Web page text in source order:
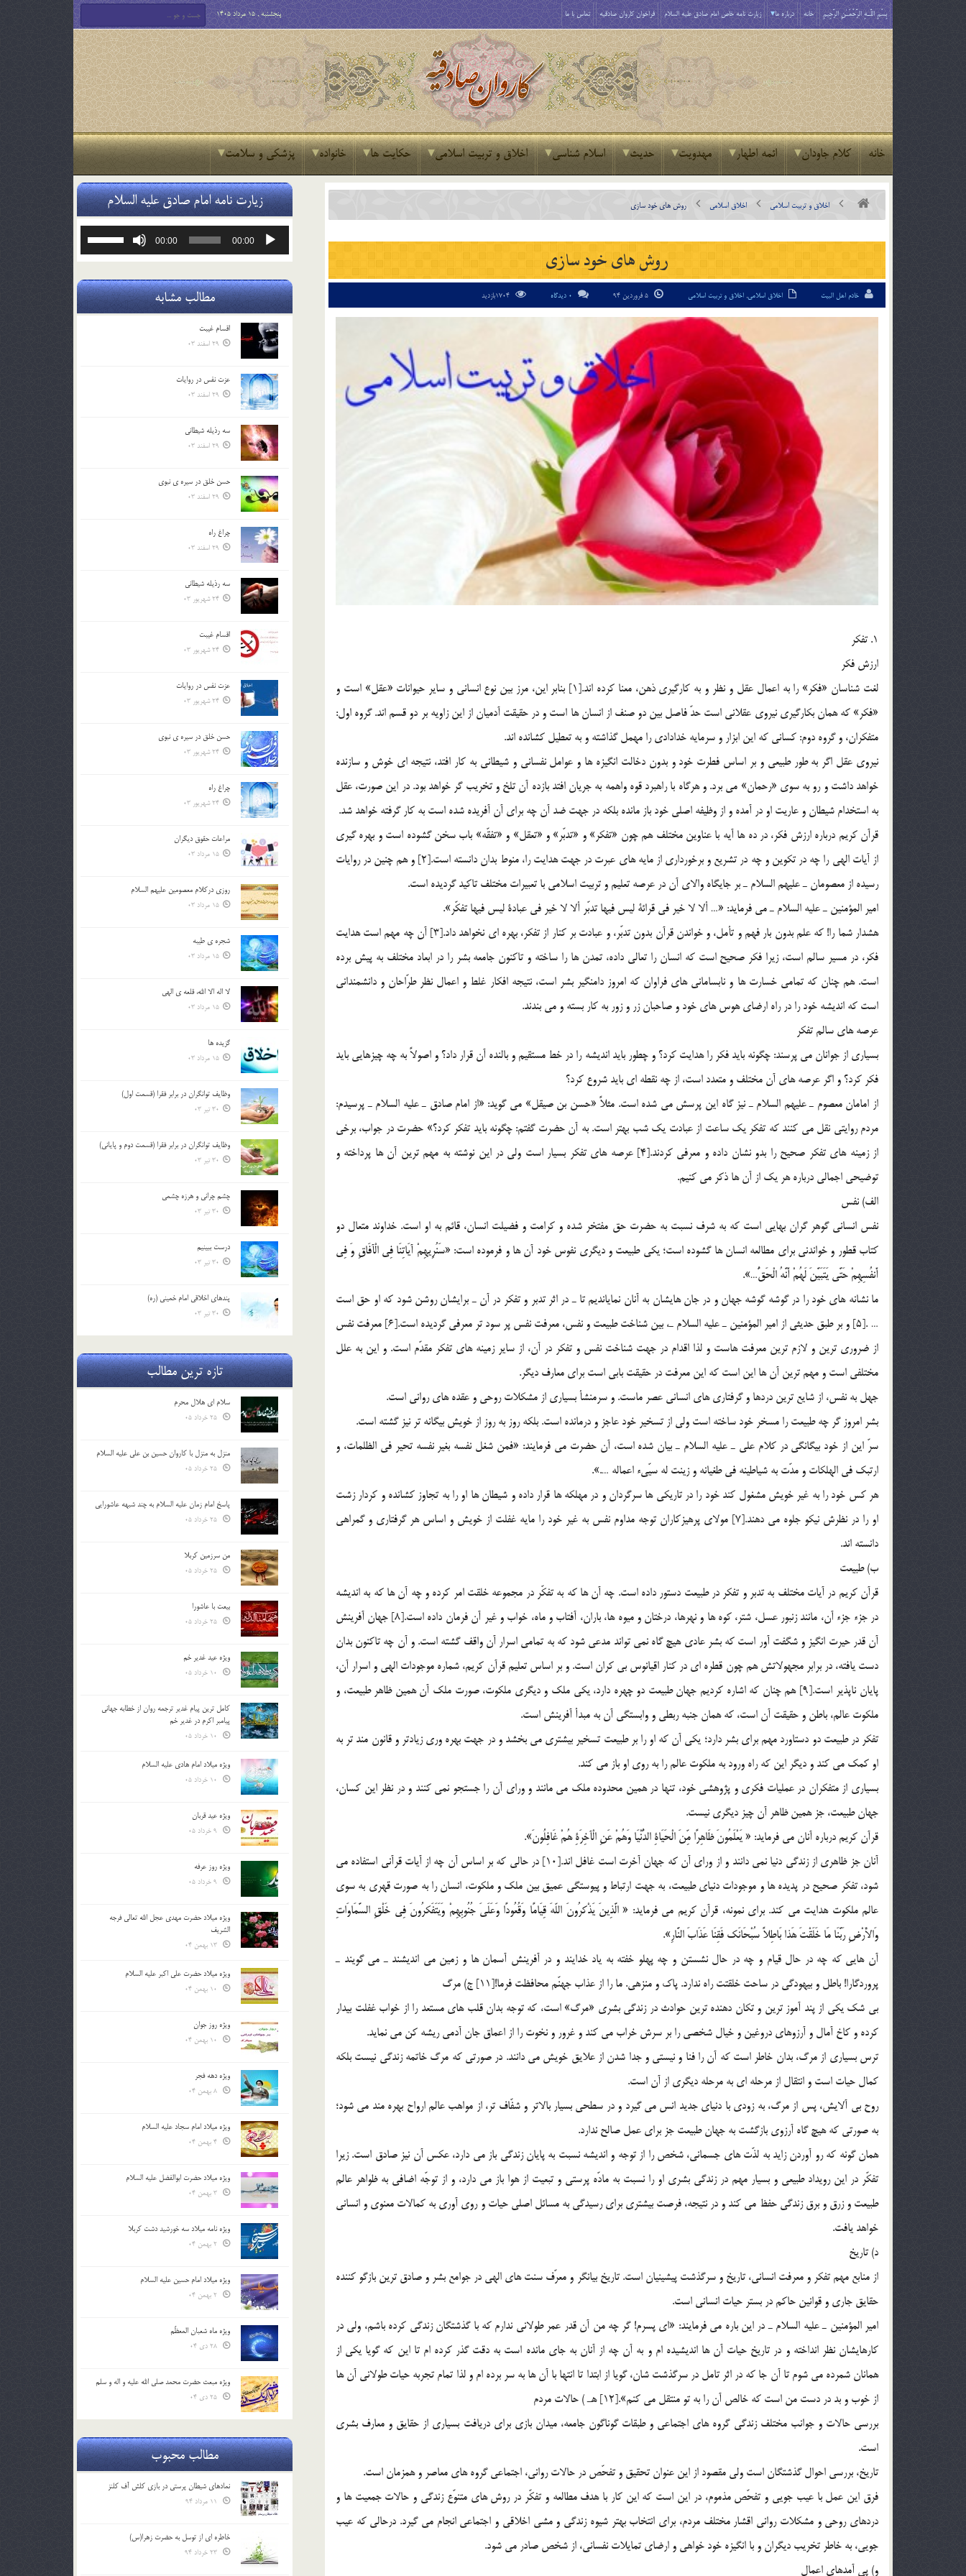
بِسْمِ اللَّـهِ الرَّحْمَـٰنِ الرَّحِيمِ خانه درباره ما زیارت نامه خاص امام صادق علیه السلام فراخوان کاروان صادقیه تماس با ما پنجشنبه , 15 مرداد 1405
خانه کلام جاودان ائمه اطهار مهدویت حدیث اسلام شناسی اخلاق و تربیت اسلامی حکایت ها خانواده پزشکی و سلامت
اخلاق و تربیت اسلامی اخلاق اسلامی روش های خود سازی
روش های خود سازی
خادم اهل البیت اخلاق اسلامی, اخلاق و تربیت اسلامی 0 دیدگاه
1. تفکر
ارزش فکر
لغت شناسان «فکر» را به اعمال عقل و نظر و به کارگيري ذهن، معنا کرده اند.[1] بنابر اين، مرز بين نوع انساني و ساير حيوانات «عقل» است و
«فکر» که همان بکارگيري نيروي عقلاني است حدّ فاصل بين دو صنف از انسان ها است و در حقيقت آدميان از اين زاويه بر دو قسم اند. گروه اول:
متفکران، و گروه دوم: کساني که اين ابزار و سرمايه خدادادي را مهمل گذاشته و به تعطيل کشانده اند.
نيروي عقل اگر به طور طبيعي و بر اساس فطرت خود و بدون دخالت انگيزه ها و عوامل نفساني و شيطاني به کار افتد، نتيجه اي خوش و سازنده
خواهد داشت و رو به سوي «رحمان» مي برد. و هرگاه با راهبرد قوه واهمه به جريان افتد بازده آن تلخ و تخريب گر خواهد بود. در اين صورت، عقل
به استخدام شيطان و عاريت او در آمده و از وظيفه اصلي خود باز مانده بلکه در جهت ضد آن چه براي آن آفريده شده است به کار گرفته خواهد شد.
قرآن کريم درباره ارزش فکر، در ده ها آيه با عناوين مختلف هم چون «تفکر» و «تدبّر» و «تعقل» و «تفقّه» باب سخن گشوده است و بهره گيري
از آيات الهي را چه در تکوين و چه در تشريع و برخورداري از مايه هاي عبرت در جهت هدايت را، منوط بدان دانسته است.[2] و هم چنين در روايات
رسيده از معصومان ـ عليهم السلام ـ بر جايگاه والاي آن در عرصه تعليم و تربيت اسلامي با تعبيرات مختلف تاکيد گرديده است.
امير المؤمنين ـ عليه السلام ـ مي فرمايد: «… ألا لا خير في قرائة ليس فيها تدبّر ألا لا خير في عبادة ليس فيها تفکّر».
هشدار شما را! که علم بدون بار فهم و تأمل، و خواندن قرآن بدون تدبّر، و عبادت بر کنار از تفکر، بهره اي نخواهد داد.[3] آن چه مهم است هدايت
فکر، در مسير سالم است، زيرا فکر صحيح است که انسان را تعالي داده، تمدن ها را ساخته و تاکنون جامعه بشر را در ابعاد مختلف به پيش برده
است. هم چنان که تمامي خسارت ها و نابساماني هاي فراوان که امروز دامنگير بشر است، نتيجه افکار غلط و اعمال نظر طرّاحان و دانشمنداني
است که انديشه خود را در راه ارضاي هوس هاي خود و صاحبان زر و زور به کار بسته و مي بندند.
عرصه هاي سالم تفکر
بسياري از جوانان مي پرسند: چگونه بايد فکر را هدايت کرد؟ و چطور بايد انديشه را در خط مستقيم و بالنده آن قرار داد؟ و اصولاً به چه چيزهايي بايد
فکر کرد؟ و اگر عرصه هاي آن مختلف و متعدد است، از چه نقطه اي بايد شروع کرد؟
از امامان معصوم ـ عليهم السلام ـ نيز گاه اين پرسش مي شده است. مثلاً «حسن بن صيقل» مي گويد: «از امام صادق ـ عليه السلام ـ پرسيدم:
مردم روايتي نقل مي کنند که تفکر يک ساعت از عبادت يک شب بهتر است. به آن حضرت گفتم: چگونه بايد تفکر کرد؟» حضرت در جواب، برخي
از زمينه هاي تفکر صحيح را بدو نشان داده و معرفي کردند.[4] عرصه هاي تفکر بسيار است ولي در اين نوشته به مهم ترين آن ها پرداخته و
توضيحي اجمالي درباره هر يک از آن ها ذکر مي کنيم.
الف) نفس
نفس انساني گوهر گران بهايي است که به شرف نسبت به حضرت حق مفتخر شده و کرامت و فضيلت انسان، قائم به او است. خداوند متعال دو
کتاب قطور و خواندني براي مطالعه انسان ها گشوده است؛ يکي طبيعت و ديگري نفوس خود آن ها و فرموده است: «سَنُرِيهِمْ آيَاتِنَا فِي الْآفَاقِ وَ فِي
أَنفُسِهِمْ حَتَّى يَتَبَيَّنَ لَهُمْ أَنَّهُ الْحَقُّ…».
ما نشانه هاي خود را در گوشه گوشه جهان و در جان هايشان به آنان نمايانديم تا ـ در اثر تدبر و تفکر در آن ـ برايشان روشن شود که او حق است
… .[5] و بر طبق حديثي از امير المؤمنين ـ عليه السلام ـ، بين شناخت طبيعت و نفس، معرفت نفس پر سود تر معرفي گرديده است.[6] معرفت نفس
از ضروري ترين و لازم ترين معرفت هاست و لذا اقدام در جهت شناخت نفس و تفکر در آن، از ساير زمينه هاي تفکر مقدّم است. و اين به علل
مختلفي است و مهم ترين آن ها اين است که اين معرفت در حقيقت بابي است براي معارف ديگر.
جهل به نفس، از شايع ترين دردها و گرفتاري هاي انساني عصر ماست. و سرمنشأ بسياري از مشکلات روحي و عقده هاي رواني است.
بشر امروز گر چه طبيعت را مسخر خود ساخته است ولي از تسخير خود عاجز و درمانده است. بلکه روز به روز از خويش بيگانه تر نيز گشته است.
سرّ اين از خود بيگانگي در کلام علي ـ عليه السلام ـ بيان شده است، آن حضرت مي فرمايند: «فمن شغل نفسه بغير نفسه تحير في الظلمات، و
ارتبک في الهلکات و مدّت به شياطينه في طغيانه و زينت له سيّيء اعماله ….».
هر کس خود را به غير خويش مشغول کند خود را در تاريکي ها سرگردان و در مهلکه ها قرار داده و شيطان ها او را به تجاوز کشانده و کردار زشت
او را در نظرش نيکو جلوه مي دهند.[7] مولاي پرهيزکاران توجه مداوم نفس به غير خود را مايه غفلت از خويش و اساس هر گرفتاري و گمراهي
دانسته اند.
ب) طبيعت
قرآن کريم در آيات مختلف به تدبر و تفکر در طبيعت دستور داده است. چه آن ها که به تفکّر در مجموعه خلقت امر کرده و چه آن ها که به انديشه
در جزء جزء آن، مانند زنبور عسل، شتر، کوه ها و نهرها، درختان و ميوه ها، باران، آفتاب و ماه، خواب و غير آن فرمان داده است.[8] جهان آفرينش
آن قدر حيرت انگيز و شگفت آور است که بشر عادي هيچ گاه نمي تواند مدعي شود که به تمامي اسرار آن واقف گشته است. و آن چه تاکنون بدان
دست يافته، در برابر مجهولاتش هم چون قطره اي در کنار اقيانوس بي کران است. و بر اساس تعليم قرآن کريم، شماره موجودات الهي و اسرار آن،
پايان ناپذير است.[9] هم چنان که اشاره کرديم جهان طبيعت دو چهره دارد، يکي ملک و ديگري ملکوت، صورت ملک آن همين ظاهر طبيعت، و
ملکوت عالم، باطن و حقيقت آن است، که همان جنبه ربطي و وابستگي آن به مبدأ آفرينش است.
تفکر در طبيعت دو دستاورد مهم براي بشر دارد؛ يکي آن که او را بر طبيعت تسخير بيشتري مي بخشد و در جهت بهره وري زيادتر و قانون مند تر به
او کمک مي کند و ديگر اين که راه ورود به ملکوت عالم را به روي او باز مي کند.
بسياري از متفکران در عمليات فکري و پژوهشي خود، تنها در همين محدوده ملک مي مانند و وراي آن را جستجو نمي کنند و در نظر اين کسان،
جهان طبيعت، جز همين ظاهر آن چيز ديگري نيست.
قرآن کريم درباره آنان مي فرمايد: « يَعْلَمُونَ ظَاهِرًا مِّنَ الْحَيَاةِ الدُّنْيَا وَهُمْ عَنِ الْآخِرَةِ هُمْ غَافِلُونَ».
آنان جز ظاهري از زندگي دنيا نمي دانند و از وراي آن که جهان آخرت است غافل اند.[10] در حالي که بر اساس آن چه از آيات قرآني استفاده مي
شود، تفکر صحيح در پديده ها و موجودات دنياي طبيعت، به جهت ارتباط و پيوستگي عميق بين ملک و ملکوت، انسان را به صورت قهري به سوي
عالم ملکوت هدايت مي کند. براي نمونه، قرآن کريم مي فرمايد: « الَّذِينَ يَذْکرُونَ اللّهَ قِيَامًا وَقُعُودًا وَعَلَىَ جُنُوبِهِمْ وَيَتَفَکرُونَ فِي خَلْقِ السَّمَاوَاتِ
وَالأَرْضِ رَبَّنَا مَا خَلَقْتَ هَذا بَاطِلاً سُبْحَانَک فَقِنَا عَذَابَ النَّارِ».
آن هايي که چه در حال قيام و چه در حال نشستن و چه پهلو خفته به ياد خدايند و در آفرينش آسمان ها و زمين مي انديشند ـ مي گويند ـ
پروردگارا! باطل و بيهودگي در ساحت خلقتت راه ندارد. پاک و منزهي. ما را از عذاب جهنّم محافظت فرما![11] ج) مرگ
بي شک يکي از پند آموز ترين و تکان دهنده ترين حوادث در زندگي بشري «مرگ» است، که توجه بدان قلب هاي مستعد را از خواب غفلت بيدار
کرده و کاخ آمال و آرزوهاي دروغين و خيال شخصي را بر سرش خراب مي کند و غرور و نخوت را از اعماق جان آدمي ريشه کن مي نمايد.
ترس بسياري از مرگ، بدان خاطر است که آن را فنا و نيستي و جدا شدن از علايق خويش مي دانند. در صورتي که مرگ خاتمه زندگي نيست بلکه
کمال حيات است و انتقال از مرحله اي به مرحله ديگري از آن است.
روح بي آلايش، پس از مرگ، به زودي با دنياي جديد انس مي گيرد و در سطحي بسيار بالاتر و شفّاف تر، از مواهب عالم ارواح بهره مند مي شود؛
به صورتي که هيچ گاه آرزوي بازگشت به جهان طبيعت جز براي عمل صالح ندارد.
همان گونه که رو آوردن زايد به لذّت هاي جسماني، شخص را از توجه و انديشه نسبت به پايان زندگي باز مي دارد، عکس آن نيز صادق است. زيرا
تفکّر در اين رويداد طبيعي و بسيار مهم در زندگي بشري او را نسبت به مادّه پرستي و تبعيت از هوا باز مي دارد، و از توجّه اضافي به ظواهر عالم
طبيعت و زرق و برق زندگي حفظ مي کند و در نتيجه، فرصت بيشتري براي رسيدگي به مسائل اصلي حيات و روي آوري به کمالات معنوي و انساني
خواهد يافت.
د) تاريخ
از منابع مهم تفکر و معرفت انساني، تاريخ و سرگذشت پيشينيان است. تاريخ بيانگر و معرّف سنت هاي الهي در جوامع بشر و صادق ترين بازگو کننده
حقايق جاري و قوانين حاکم در بستر حيات انساني است.
امير المؤمنين ـ عليه السلام ـ در اين باره مي فرمايند: «اي پسرم! گر چه من آن قدر عمر طولاني ندارم که با گذشتگان زندگي کرده باشم، ولي در
کارهايشان نظر انداخته و در تاريخ حيات آن ها انديشيده ام و به آن چه از آنان به جاي مانده است به دقت گذر کرده ام تا اين که گويا يکي از
همانان شمرده مي شوم تا آن جا که در اثر تامل در سرگذشت شان، گويا از ابتدا تا انتها با آن ها به سر برده ام و لذا تمام تجربه حيات طولاني آن ها
از خوب و بد در دست من است که خالص آن را به تو منتقل مي کنم».[12] هـ ) حالات مردم
بررسي حالات و جوانب مختلف زندگي گروه هاي اجتماعي و طبقات گوناگون جامعه، ميدان بازي براي دريافت بسياري از حقايق و معارف بشري
است.
تاريخ، بررسي احوال گذشتگان است ولي مقصود از اين عنوان تحقيق و تفحّص در حالات رواني، اجتماعي گروه هاي معاصر و همزمان است.
فرق اين عمل با عيب جويي و تفحّص مذموم، در اين است که اين کار با هدف مطالعه و تفکّر در روش هاي متنوّع زندگي و حالات جمعيت ها و
دردهاي روحي و مشکلات رواني اقشار مختلف مردم، براي انتخاب بهتر شيوه زندگي و مشي اخلاقي و اجتماعي انجام مي گيرد. درحالي که عيب
جويي، به خاطر تخريب ديگران و با انگيزه خود خواهي و ارضاي تمايلات نفساني، از شخص صادر مي شود.
و) پي آمدهاي اعمال
زیارت نامه امام صادق علیه السلام
پخش‌کننده
00:00
00:00
یا
صدا
کلیدهای
مطالب مشابه
اقسام غيبت
29 اسفند 03
عزت نفس در روايات
29 اسفند 03
سه رذیله شیطانی
29 اسفند 03
حسن خلق در سيره ي نبوي
29 اسفند 03
چراغ راه
29 اسفند 03
سه رذیله شیطانی
24 شهریور 03
اقسام غيبت
24 شهریور 03
عزت نفس در روايات
24 شهریور 03
حسن خلق در سيره ي نبوي
24 شهریور 03
چراغ راه
24 شهریور 03
مراعات حقوق ديگران
15 مرداد 03
روزي دركلام معصومين عليهم السلام
15 مرداد 03
شجره ي طيبه
15 مرداد 03
لا اله الا الله، قلعه ي الهي
15 مرداد 03
گزيده ها
15 مرداد 03
وظایف توانگران در برابر فقرا (قسمت اول)
30 تیر 03
وظایف توانگران در برابر فقرا (قسمت دوم و پایانی)
30 تیر 03
چشم ‏چرانى و هرزه‏ چشمى
30 تیر 03
درست ببينيم
30 تیر 03
پندهاي اخلاقي امام خميني (ره)
30 تیر 03
تازه ترین مطالب
سلام ای هلال محرم
منزل به منزل با کاروان حسین بن علی علیه السلام
پاسخ امام زمان علیه السلام به چند شبهه عاشورایی
من سرزمین کربلا
بیعت با عاشورا
ویژه عید غدیر خم
کامل ترین پیام غدیر ترجمه روان از خطابه جهانی
پیامبر اکرم در غدیر خم
ویژه میلاد امام هادی علیه السلام
ویژه عید قربان
ویژه روز عرفه
ویژه میلاد حضرت مهدی عجل الله تعالی فرجه
الشريف
ویژه میلاد حضرت علی اکبر علیه السلام
ویژه روز جوان
ویژه دهه فجر
ویژه میلاد امام سجاد علیه السلام
ویژه میلاد حضرت ابوالفضل علیه السلام
ویژه نامه میلاد سه خورشید دشت کربلا
ویژه میلاد امام حسین علیه السلام
ویژه ماه شعبان المعظّم
ویژه مبعث حضرت محمد صلی الله علیه و اله و سلم
مطالب محبوب
نمادهای شیطان پرستی در بازی کلش آف کلنز
خاطره ای از توسل به حضرت زهرا(س)